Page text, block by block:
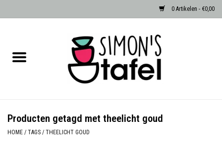
0 Artikelen - €0,00
Albast waxinehouders van Zenza
Producten getagd met theelicht goud
HOME / TAGS / THEELICHT GOUD